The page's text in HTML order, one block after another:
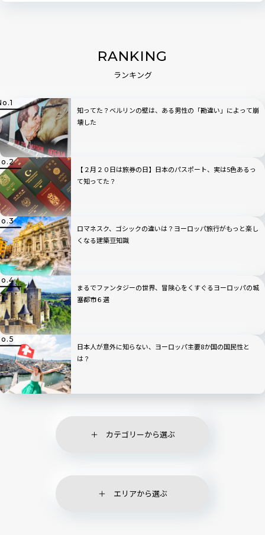
RANKING
ランキング
知ってた？ベルリンの壁は、ある男性の「勘違い」によって崩
壊した
【２月２０日は旅券の日】日本のパスポート、実は5色あるっ
て知ってた？
ロマネスク、ゴシックの違いは？ヨーロッパ旅行がもっと楽し
くなる建築豆知識
まるでファンタジーの世界、冒険心をくすぐるヨーロッパの城
塞都市６選
日本人が意外に知らない、ヨーロッパ主要8か国の国民性と
は？
カテゴリーから選ぶ
エリアから選ぶ